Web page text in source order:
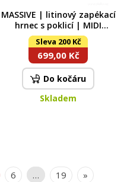
MASSIVE | litinový zapékací
hrnec s poklicí | MIDI
COCOTTE | 750 ml | červený
Sleva 200 Kč
699,00 Kč
Do kočáru
Skladem
6 … 19 »